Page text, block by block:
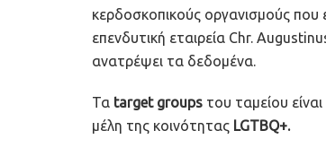
κερδοσκοπικούς οργανισμούς που
επενδυτική εταιρεία Chr.
ανατρέψει τα δεδομένα.
Τα target groups του ταμείου
μέλη της κοινότητας LGTBQ+.